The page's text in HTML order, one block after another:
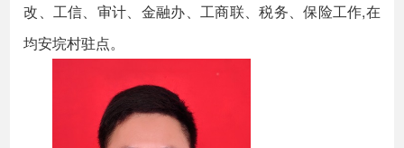
改、工信、审计、金融办、工商联、税务、保险工作,在
均安垸村驻点。